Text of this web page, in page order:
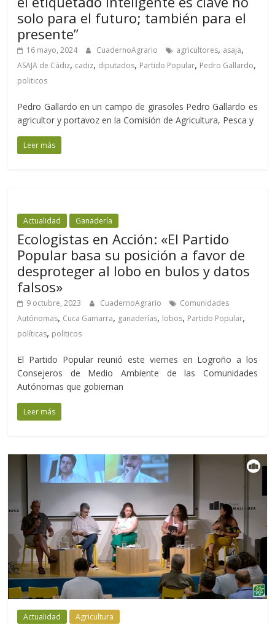
solo para el futuro; también para el
presente”
16 mayo, 2024 CuadernoAgrario agricultores, asaja,
ASAJA de Cádiz, cadiz, diputados, Partido Popular, Pedro Gallardo,
politicos
Pedro Gallardo en un campo de girasoles Pedro Gallardo es
agricultor y portavoz en la Comisión de Agricultura, Pesca y
Leer más
Actualidad Ganadería
Ecologistas en Acción: «El Partido
Popular basa su posición a favor de
desproteger al lobo en bulos y datos
falsos»
9 octubre, 2023 CuadernoAgrario
Comunidades
Autónomas, Cuca Gamarra, ganaderías, lobos, Partido Popular,
políticas, politicos
El Partido Popular reunió este viernes en Logroño a los
Consejeros de Medio Ambiente de las Comunidades
Autónomas que gobiernan
Leer más
Actualidad Agricultura